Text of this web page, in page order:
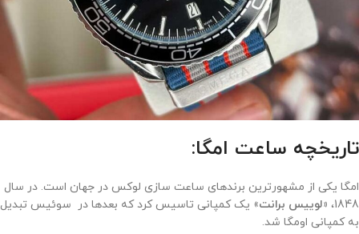
تاریخچه ساعت امگا:
امگا یکی از مشهورترین برندهای ساعت سازی لوکس در جهان است. در سال
1848، «لوییس برانت» یک کمپانی تاسیس کرد که بعدها در سوئیس تبدیل
به کمپانی اومگا شد.